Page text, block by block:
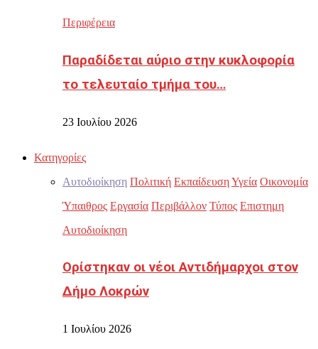
Περιφέρεια
Παραδίδεται αύριο στην κυκλοφορία
το τελευταίο τμήμα του…
23 Ιουλίου 2026
Κατηγορίες
Αυτοδιοίκηση Πολιτική ΕκπαίδευσηΥγεία Οικονομία
Ύπαιθρος Εργασία Περιβάλλον Τύπος Επιστημη
Αυτοδιοίκηση
Ορίστηκαν οι νέοι Αντιδήμαρχοι στον
Δήμο Λοκρών
1 Ιουλίου 2026